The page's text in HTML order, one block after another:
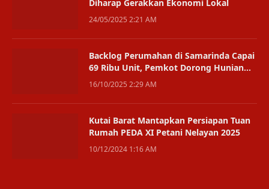
Diharap Gerakkan Ekonomi Lokal
24/05/2025 2:21 AM
Backlog Perumahan di Samarinda Capai
69 Ribu Unit, Pemkot Dorong Hunian
Vertikal
16/10/2025 2:29 AM
Kutai Barat Mantapkan Persiapan Tuan
Rumah PEDA XI Petani Nelayan 2025
10/12/2024 1:16 AM